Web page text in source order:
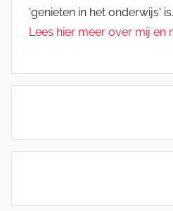
'genieten in het onderwijs' is.
Lees hier meer over mij en